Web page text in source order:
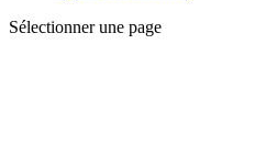
Sélectionner une page